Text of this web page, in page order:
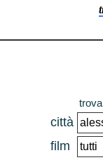
città
film